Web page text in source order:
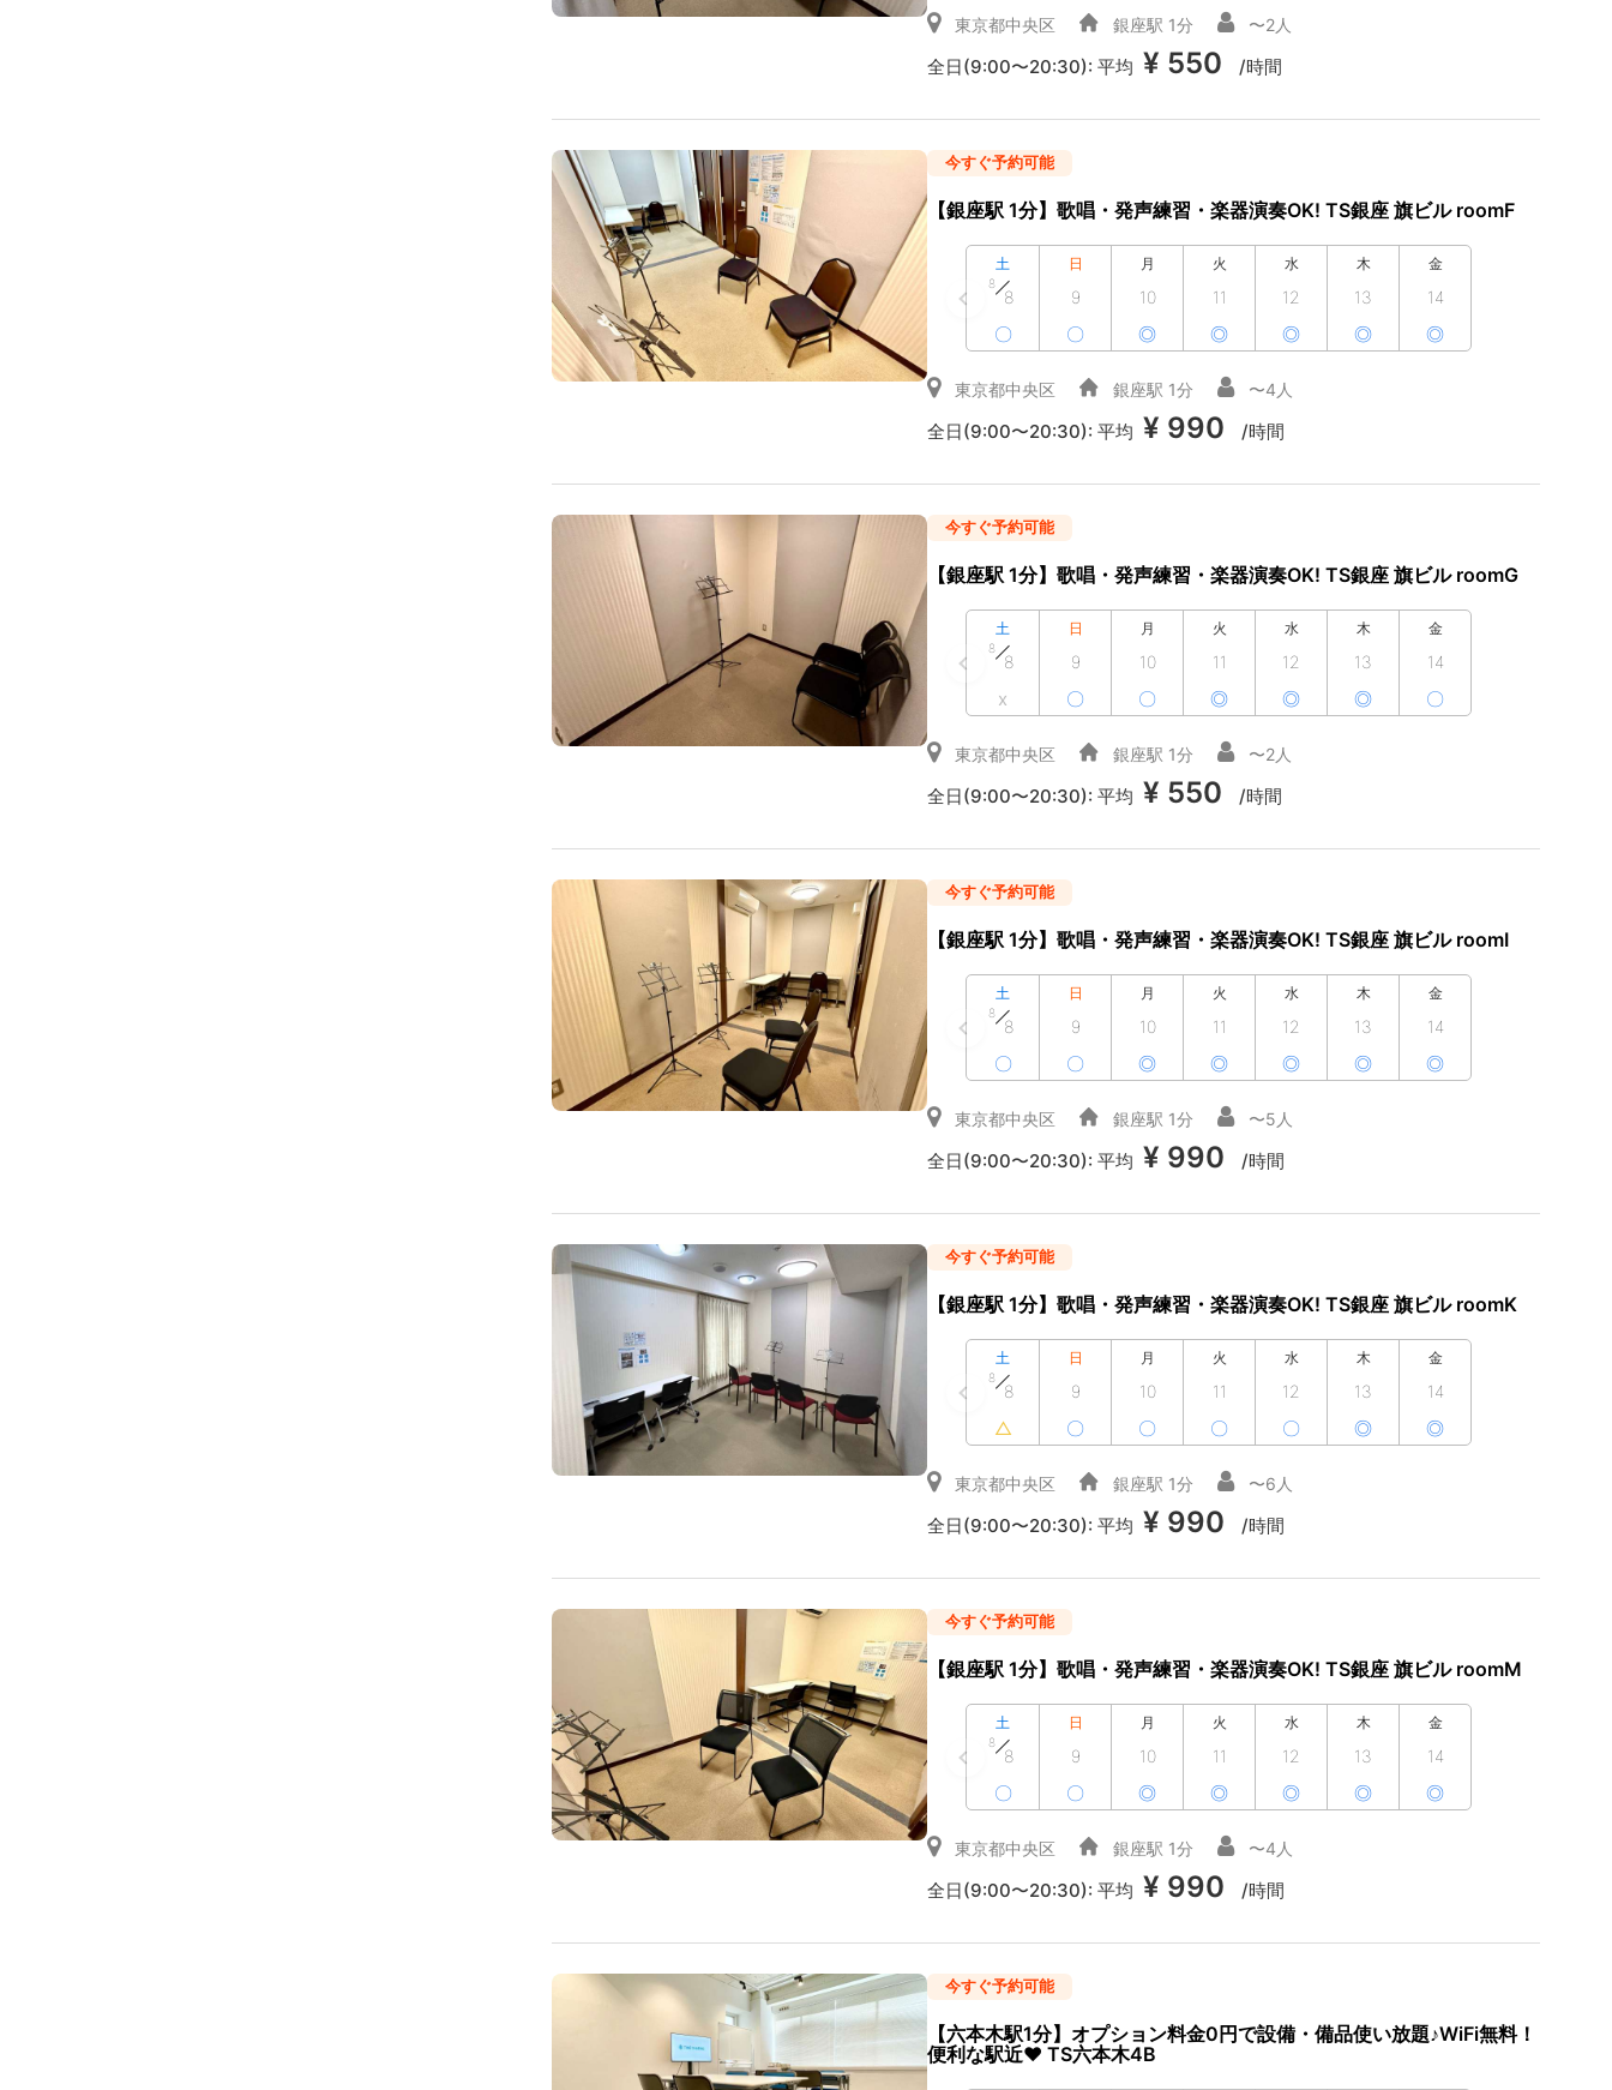
東京都中央区 銀座駅 1分 〜2人
全日(9:00〜20:30):平均 ¥ 550 /時間
今すぐ予約可能
【銀座駅 1分】歌唱・発声練習・楽器演奏OK! TS銀座 旗ビル roomF
土
8
8
〇
日
9
〇
月
10
◎
火
11
◎
水
12
◎
木
13
◎
金
14
◎
東京都中央区 銀座駅 1分 〜4人
全日(9:00〜20:30):平均 ¥ 990 /時間
今すぐ予約可能
【銀座駅 1分】歌唱・発声練習・楽器演奏OK! TS銀座 旗ビル roomG
土
8
8
x
日
9
〇
月
10
〇
火
11
◎
水
12
◎
木
13
◎
金
14
〇
東京都中央区 銀座駅 1分 〜2人
全日(9:00〜20:30):平均 ¥ 550 /時間
今すぐ予約可能
【銀座駅 1分】歌唱・発声練習・楽器演奏OK! TS銀座 旗ビル roomI
土
8
8
〇
日
9
〇
月
10
◎
火
11
◎
水
12
◎
木
13
◎
金
14
◎
東京都中央区 銀座駅 1分 〜5人
全日(9:00〜20:30):平均 ¥ 990 /時間
今すぐ予約可能
【銀座駅 1分】歌唱・発声練習・楽器演奏OK! TS銀座 旗ビル roomK
土
8
8
△
日
9
〇
月
10
〇
火
11
〇
水
12
〇
木
13
◎
金
14
◎
東京都中央区 銀座駅 1分 〜6人
全日(9:00〜20:30):平均 ¥ 990 /時間
今すぐ予約可能
【銀座駅 1分】歌唱・発声練習・楽器演奏OK! TS銀座 旗ビル roomM
土
8
8
〇
日
9
〇
月
10
◎
火
11
◎
水
12
◎
木
13
◎
金
14
◎
東京都中央区 銀座駅 1分 〜4人
全日(9:00〜20:30):平均 ¥ 990 /時間
今すぐ予約可能
【六本木駅1分】オプション料金0円で設備・備品使い放題♪WiFi無料！
便利な駅近♥ TS六本木4B